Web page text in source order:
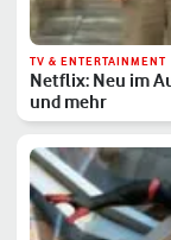
TV & ENTERTAINMENT
Netflix: Neu im
und mehr